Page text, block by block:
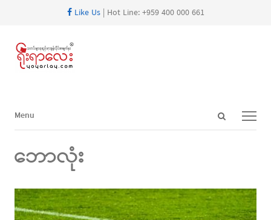
Like Us| Hot Line: +959 400 000 661
Open
Menu
Menu
ဘောလုံး